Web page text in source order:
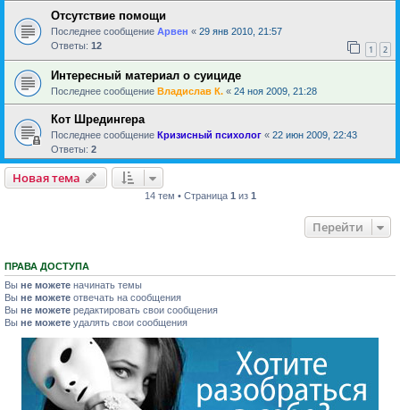
Отсутствие помощи
Последнее сообщение Арвен « 29 янв 2010, 21:57
Ответы: 12 1 2
Интересный материал о суициде
Последнее сообщение Владислав К. « 24 ноя 2009, 21:28
Кот Шредингера
Последнее сообщение Кризисный психолог « 22 июн 2009, 22:43
Ответы: 2
Новая тема
14 тем • Страница 1 из 1
Перейти
ПРАВА ДОСТУПА
Вы не можете начинать темы
Вы не можете отвечать на сообщения
Вы не можете редактировать свои сообщения
Вы не можете удалять свои сообщения